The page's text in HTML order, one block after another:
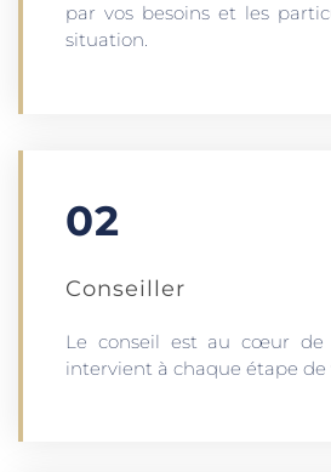
par vos besoins et les
situation.
02
Conseiller
Le conseil est au cœur
intervient à chaque étape de